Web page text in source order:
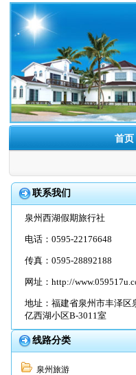
首页
联系我们
泉州西湖假期旅行社
电话：0595-22176648
传真：0595-28892188
网址： http://
地址：福建省泉州市丰泽区
亿西湖小区B-3011室
线路分类
泉州旅游